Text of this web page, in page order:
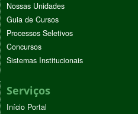
Nossas Unidades
Guia de Cursos
Processos Seletivos
Concursos
Sistemas Institucionais
Serviços
Início Portal